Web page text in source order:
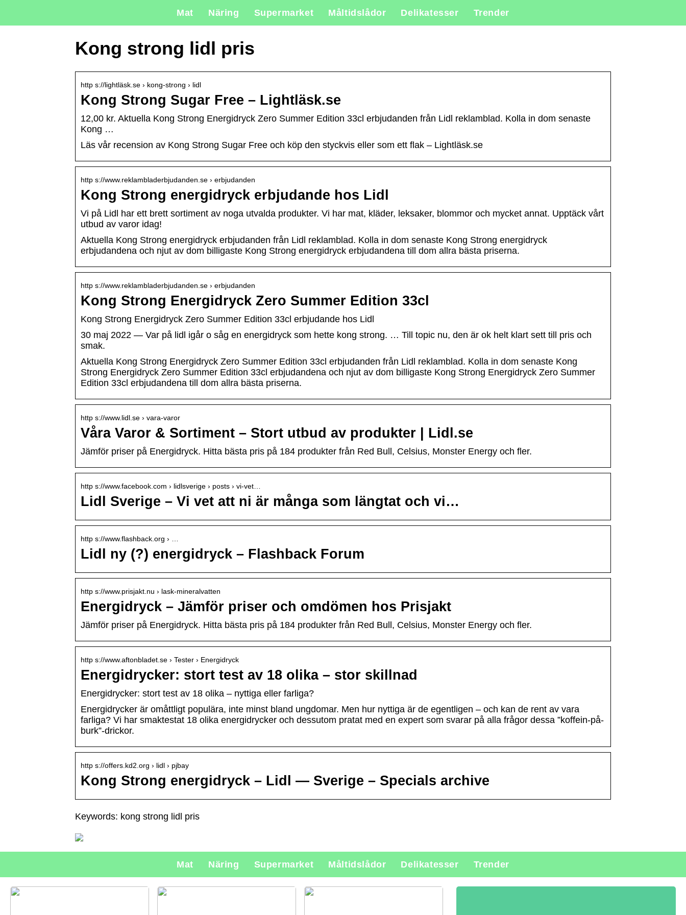
Mat Näring Supermarket Måltidslådor Delikatesser Trender
Kong strong lidl pris
http s://lightläsk.se › kong-strong › lidl
Kong Strong Sugar Free – Lightläsk.se
12,00 kr. Aktuella Kong Strong Energidryck Zero Summer Edition 33cl erbjudanden från Lidl reklamblad. Kolla in dom senaste
Kong …
Läs vår recension av Kong Strong Sugar Free och köp den styckvis eller som ett flak – Lightläsk.se
http s://www.reklambladerbjudanden.se › erbjudanden
Kong Strong energidryck erbjudande hos Lidl
Vi på Lidl har ett brett sortiment av noga utvalda produkter. Vi har mat, kläder, leksaker, blommor och mycket annat. Upptäck vårt
utbud av varor idag!
Aktuella Kong Strong energidryck erbjudanden från Lidl reklamblad. Kolla in dom senaste Kong Strong energidryck
erbjudandena och njut av dom billigaste Kong Strong energidryck erbjudandena till dom allra bästa priserna.
http s://www.reklambladerbjudanden.se › erbjudanden
Kong Strong Energidryck Zero Summer Edition 33cl
Kong Strong Energidryck Zero Summer Edition 33cl erbjudande hos Lidl
30 maj 2022 — Var på lidl igår o såg en energidryck som hette kong strong. … Till topic nu, den är ok helt klart sett till pris och
smak.
Aktuella Kong Strong Energidryck Zero Summer Edition 33cl erbjudanden från Lidl reklamblad. Kolla in dom senaste Kong
Strong Energidryck Zero Summer Edition 33cl erbjudandena och njut av dom billigaste Kong Strong Energidryck Zero Summer
Edition 33cl erbjudandena till dom allra bästa priserna.
http s://www.lidl.se › vara-varor
Våra Varor & Sortiment – Stort utbud av produkter | Lidl.se
Jämför priser på Energidryck. Hitta bästa pris på 184 produkter från Red Bull, Celsius, Monster Energy och fler.
http s://www.facebook.com › lidlsverige › posts › vi-vet…
Lidl Sverige – Vi vet att ni är många som längtat och vi…
http s://www.flashback.org › …
Lidl ny (?) energidryck – Flashback Forum
http s://www.prisjakt.nu › lask-mineralvatten
Energidryck – Jämför priser och omdömen hos Prisjakt
Jämför priser på Energidryck. Hitta bästa pris på 184 produkter från Red Bull, Celsius, Monster Energy och fler.
http s://www.aftonbladet.se › Tester › Energidryck
Energidrycker: stort test av 18 olika – stor skillnad
Energidrycker: stort test av 18 olika – nyttiga eller farliga?
Energidrycker är omåttligt populära, inte minst bland ungdomar. Men hur nyttiga är de egentligen – och kan de rent av vara
farliga? Vi har smaktestat 18 olika energidrycker och dessutom pratat med en expert som svarar på alla frågor dessa ”koffein-på-
burk”-drickor.
http s://offers.kd2.org › lidl › pjbay
Kong Strong energidryck – Lidl — Sverige – Specials archive
Keywords: kong strong lidl pris
Mat Näring Supermarket Måltidslådor Delikatesser Trender